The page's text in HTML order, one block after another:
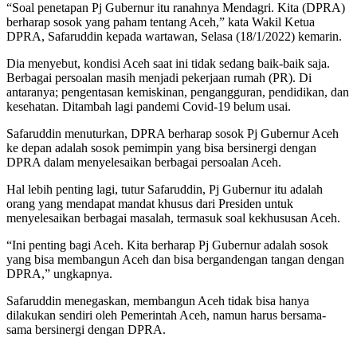
“Soal penetapan Pj Gubernur itu ranahnya Mendagri. Kita (DPRA)
berharap sosok yang paham tentang Aceh,” kata Wakil Ketua
DPRA, Safaruddin kepada wartawan, Selasa (18/1/2022) kemarin.
Dia menyebut, kondisi Aceh saat ini tidak sedang baik-baik saja.
Berbagai persoalan masih menjadi pekerjaan rumah (PR). Di
antaranya; pengentasan kemiskinan, pengangguran, pendidikan, dan
kesehatan. Ditambah lagi pandemi Covid-19 belum usai.
Safaruddin menuturkan, DPRA berharap sosok Pj Gubernur Aceh
ke depan adalah sosok pemimpin yang bisa bersinergi dengan
DPRA dalam menyelesaikan berbagai persoalan Aceh.
Hal lebih penting lagi, tutur Safaruddin, Pj Gubernur itu adalah
orang yang mendapat mandat khusus dari Presiden untuk
menyelesaikan berbagai masalah, termasuk soal kekhususan Aceh.
“Ini penting bagi Aceh. Kita berharap Pj Gubernur adalah sosok
yang bisa membangun Aceh dan bisa bergandengan tangan dengan
DPRA,” ungkapnya.
Safaruddin menegaskan, membangun Aceh tidak bisa hanya
dilakukan sendiri oleh Pemerintah Aceh, namun harus bersama-
sama bersinergi dengan DPRA.